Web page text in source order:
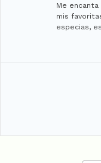
Me
mis
especias,